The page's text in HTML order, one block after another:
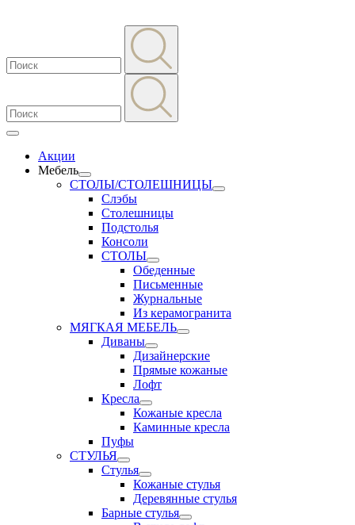
Акции
Мебель
СТОЛЫ/СТОЛЕШНИЦЫ
Слэбы
Столешницы
Подстолья
Консоли
СТОЛЫ
Обеденные
Письменные
Журнальные
Из керамогранита
МЯГКАЯ МЕБЕЛЬ
Диваны
Дизайнерские
Прямые кожаные
Лофт
Кресла
Кожаные кресла
Каминные кресла
Пуфы
СТУЛЬЯ
Стулья
Кожаные стулья
Деревянные стулья
Барные стулья